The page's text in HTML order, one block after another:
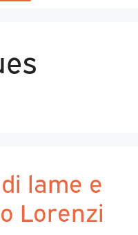
lame e
Lorenzi